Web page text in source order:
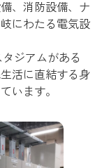
、消防設備、ナ
にわたる電気設
ジアムがある
活に直結する身
います。